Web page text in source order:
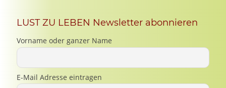
LUST ZU LEBEN Newsletter abonnieren
Vorname oder ganzer Name
E-Mail Adresse eintragen